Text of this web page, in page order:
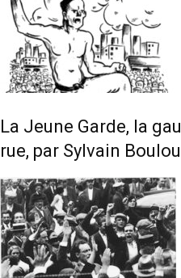
La Jeune Garde, la
rue, par Sylvain